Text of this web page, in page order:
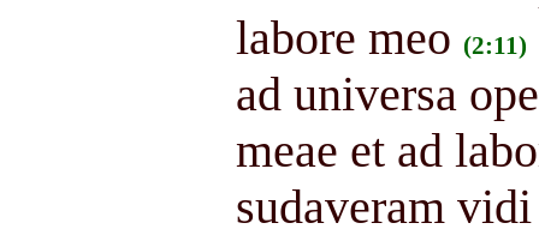
labore meo (2:11)
ad universa
meae et ad
sudaveram